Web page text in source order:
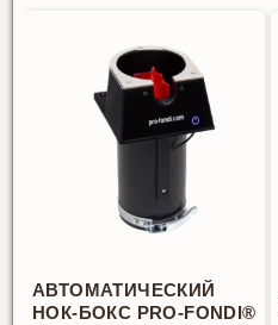
АВТОМАТИЧЕСКИЙ
НОК-БОКС PRO-FONDI®